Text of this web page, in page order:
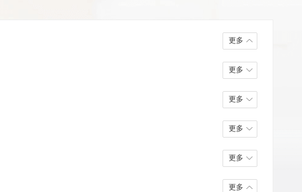
更多
更多
更多
更多
更多
更多